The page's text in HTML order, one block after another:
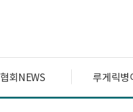
협회NEWS 루게릭병